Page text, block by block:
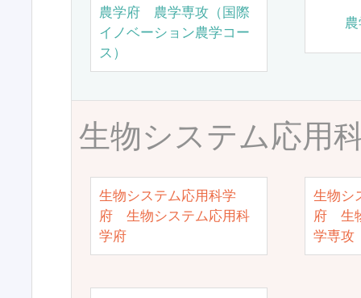
農学府 農学専攻（国際
イノベーション農学コー
ス）
生物システム応用
生物システム応用科学
府 生物システム応用科
学府
生物シ
府 生
学専攻